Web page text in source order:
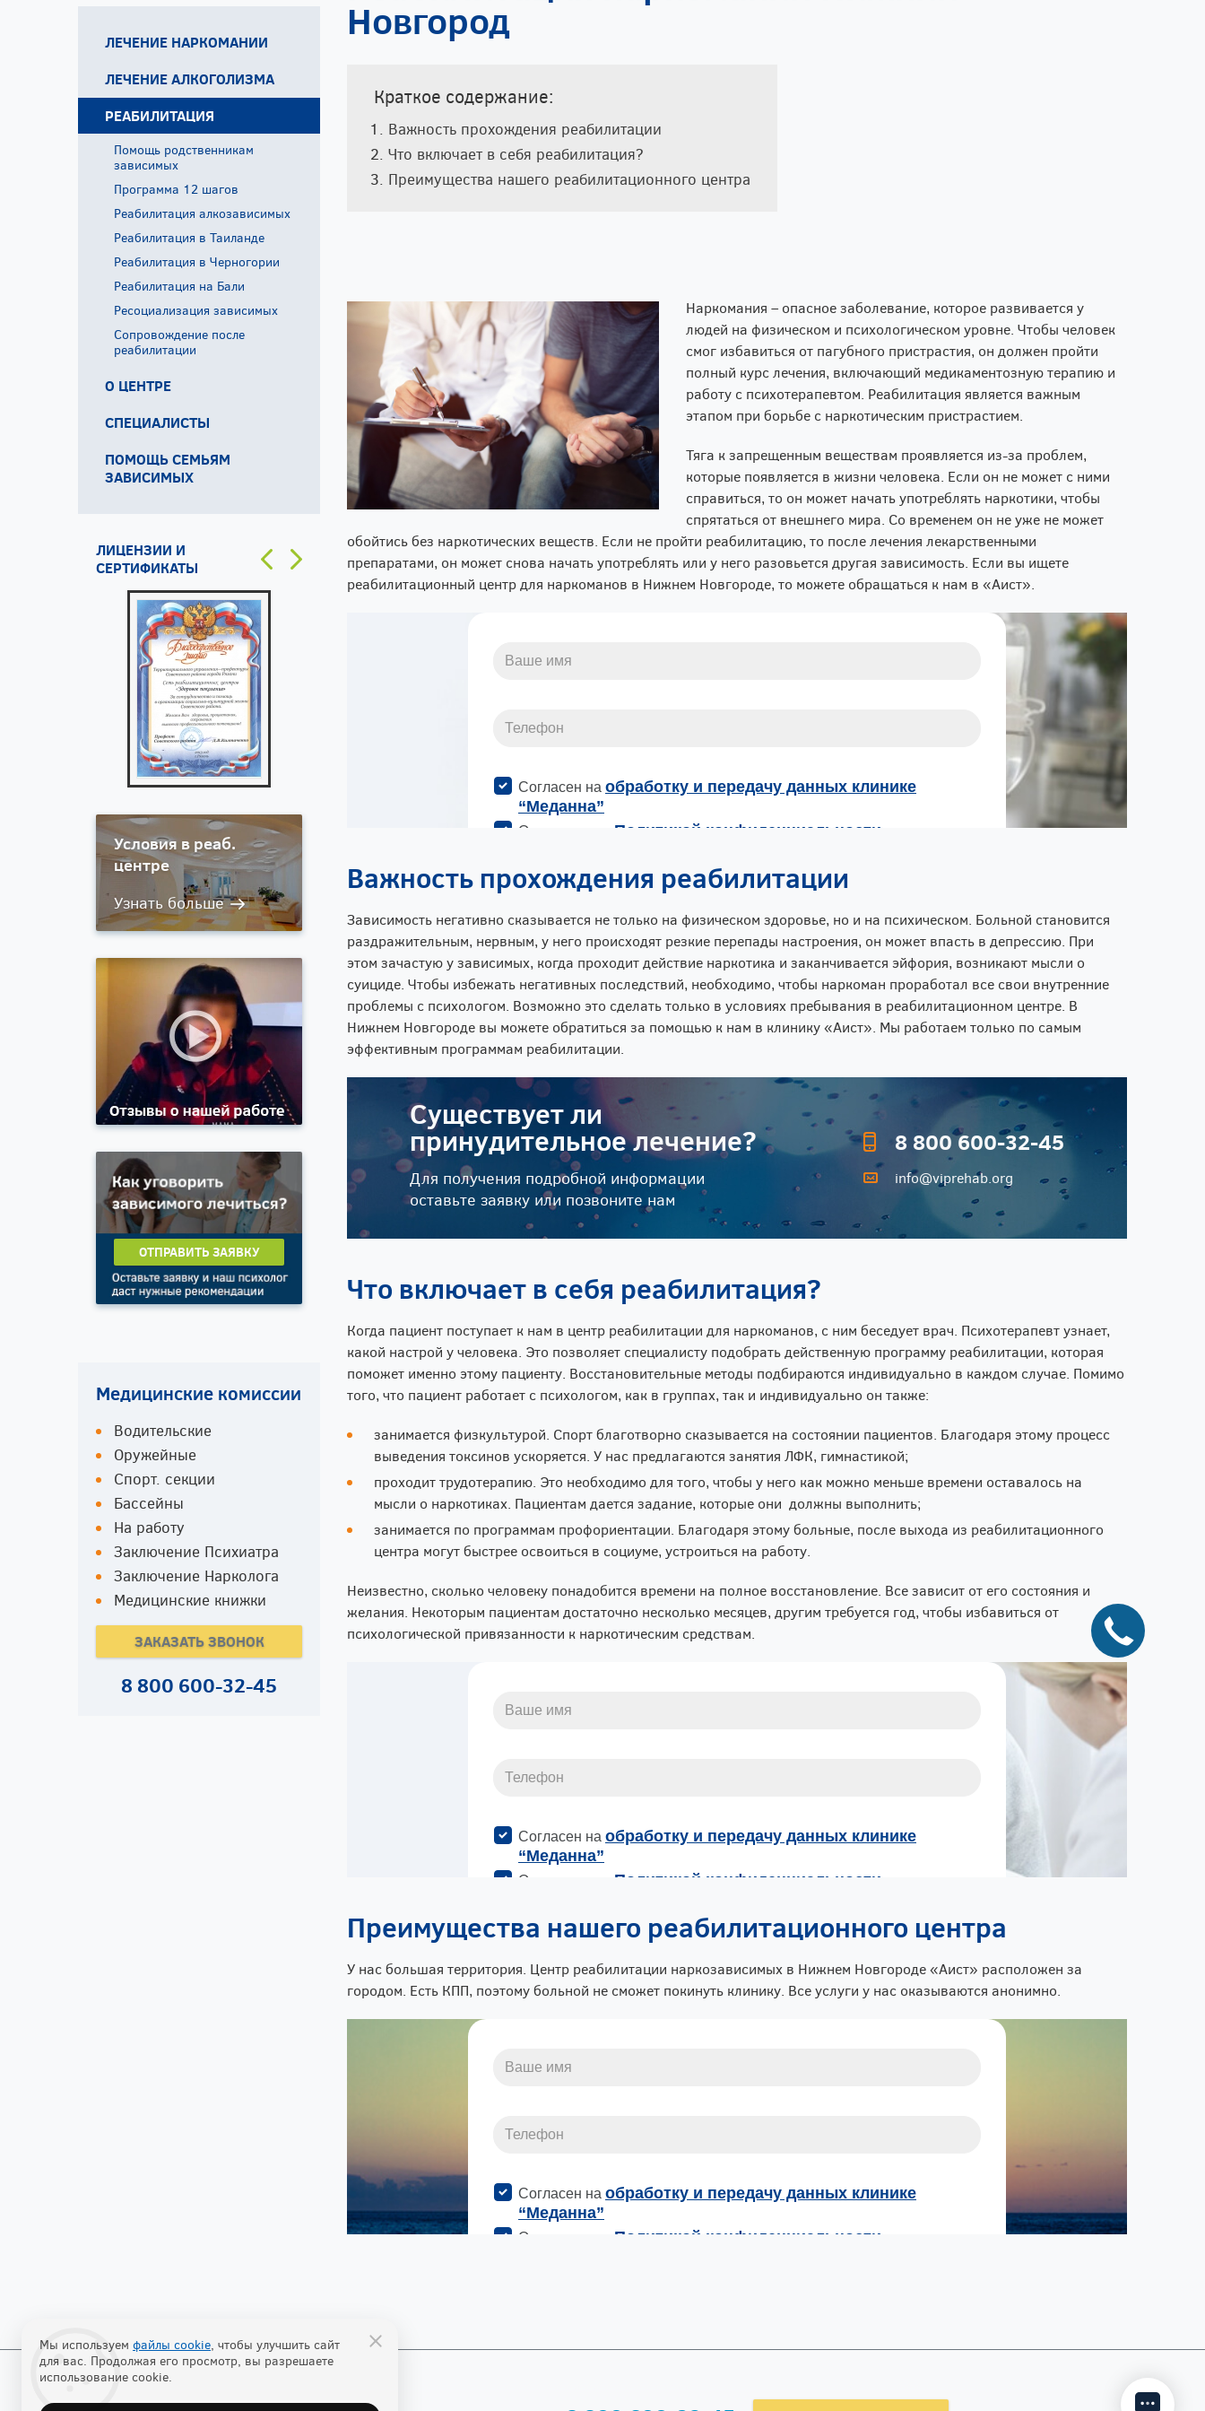
Принудительное
алкоголизма
ЛЕЧЕНИЕ НАРКОМАНИИ
Кодирование от наркомании
Лечение зависимости от соли
Лечение спайсовой
зависимости
Мотивация на лечение
Принудительное лечение
ЛЕЧЕНИЕ АЛКОГОЛИЗМА
Вывод из запоя на дому
Капельница от похмелья
Кодирование Двойной Блок
Кодирование от алкоголизма
гипнозом
Кодирование от алкоголя
Кодирование по методу
Довженко
Нарколог на дом
Наркологическая помощь
Принудительное лечение от
алкоголизма
РЕАБИЛИТАЦИЯ
Помощь родственникам
зависимых
Программа 12 шагов
Реабилитация алкозависимых
Реабилитация в Таиланде
Реабилитация в Черногории
Реабилитация на Бали
Ресоциализация зависимых
Сопровождение после
реабилитации
О ЦЕНТРЕ
СПЕЦИАЛИСТЫ
ПОМОЩЬ СЕМЬЯМ
ЗАВИСИМЫХ
ЛИЦЕНЗИИ И
СЕРТИФИКАТЫ
Условия в реаб.
центре
ОТПРАВИТЬ ЗАЯВКУ
Медицинские комиссии
Водительские
Оружейные
Спорт. секции
Бассейны
На работу
Заключение Психиатра
Заключение Нарколога
Медицинские книжки
ЗАКАЗАТЬ ЗВОНОК
8 800 600-32-45
Новгород
Краткое содержание:
Важность прохождения реабилитации
Что включает в себя реабилитация?
Преимущества нашего реабилитационного центра
Наркомания – опасное заболевание, которое развивается у
людей на физическом и психологическом уровне. Чтобы человек
смог избавиться от пагубного пристрастия, он должен пройти
полный курс лечения, включающий медикаментозную терапию и
работу с психотерапевтом. Реабилитация является важным
этапом при борьбе с наркотическим пристрастием.
Тяга к запрещенным веществам проявляется из-за проблем,
которые появляется в жизни человека. Если он не может с ними
справиться, то он может начать употреблять наркотики, чтобы
спрятаться от внешнего мира. Со временем он не уже не может
обойтись без наркотических веществ. Если не пройти реабилитацию, то после лечения лекарственными
препаратами, он может снова начать употреблять или у него разовьется другая зависимость. Если вы ищете
реабилитационный центр для наркоманов в Нижнем Новгороде, то можете обращаться к нам в «Аист».
Важность прохождения реабилитации
Зависимость негативно сказывается не только на физическом здоровье, но и на психическом. Больной становится
раздражительным, нервным, у него происходят резкие перепады настроения, он может впасть в депрессию. При
этом зачастую у зависимых, когда проходит действие наркотика и заканчивается эйфория, возникают мысли о
суициде. Чтобы избежать негативных последствий, необходимо, чтобы наркоман проработал все свои внутренние
проблемы с психологом. Возможно это сделать только в условиях пребывания в реабилитационном центре. В
Нижнем Новгороде вы можете обратиться за помощью к нам в клинику «Аист». Мы работаем только по самым
эффективным программам реабилитации.
Существует ли
принудительное лечение?
Для получения подробной информации
оставьте заявку или позвоните нам
8 800 600-32-45
info@viprehab.org
Что включает в себя реабилитация?
Когда пациент поступает к нам в центр реабилитации для наркоманов, с ним беседует врач. Психотерапевт узнает,
какой настрой у человека. Это позволяет специалисту подобрать действенную программу реабилитации, которая
поможет именно этому пациенту. Восстановительные методы подбираются индивидуально в каждом случае. Помимо
того, что пациент работает с психологом, как в группах, так и индивидуально он также:
занимается физкультурой. Спорт благотворно сказывается на состоянии пациентов. Благодаря этому процесс
выведения токсинов ускоряется. У нас предлагаются занятия ЛФК, гимнастикой;
проходит трудотерапию. Это необходимо для того, чтобы у него как можно меньше времени оставалось на
мысли о наркотиках. Пациентам дается задание, которые они должны выполнить;
занимается по программам профориентации. Благодаря этому больные, после выхода из реабилитационного
центра могут быстрее освоиться в социуме, устроиться на работу.
Неизвестно, сколько человеку понадобится времени на полное восстановление. Все зависит от его состояния и
желания. Некоторым пациентам достаточно несколько месяцев, другим требуется год, чтобы избавиться от
психологической привязанности к наркотическим средствам.
Преимущества нашего реабилитационного центра
У нас большая территория. Центр реабилитации наркозависимых в Нижнем Новгороде «Аист» расположен за
городом. Есть КПП, поэтому больной не сможет покинуть клинику. Все услуги у нас оказываются анонимно.
Мы используем файлы cookie, чтобы улучшить сайт
для вас. Продолжая его просмотр, вы разрешаете
использование cookie.